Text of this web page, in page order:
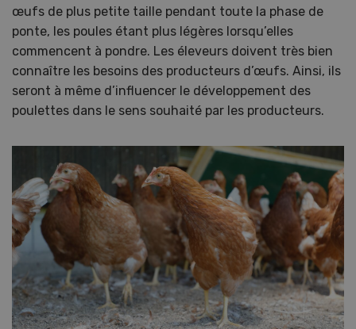
œufs de plus petite taille pendant toute la phase de
ponte, les poules étant plus légères lorsqu’elles
commencent à pondre. Les éleveurs doivent très bien
connaître les besoins des producteurs d’œufs. Ainsi, ils
seront à même d’influencer le développement des
poulettes dans le sens souhaité par les producteurs.